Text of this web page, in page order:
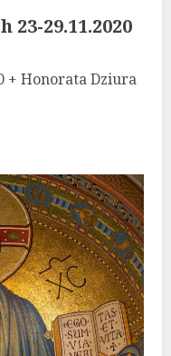
29.11.2020
+ Honorata Dziura